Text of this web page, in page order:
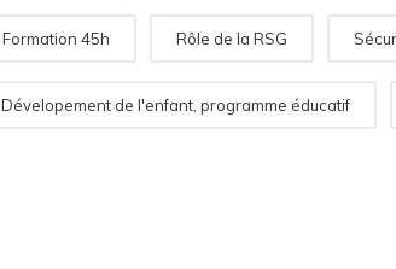
Formation 45h Rôle de la RSG
Dévelopement de l'enfant, programme éducatif